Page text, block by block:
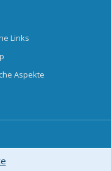
Links
Aspekte